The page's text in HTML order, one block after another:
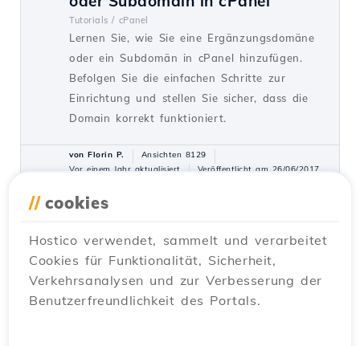
Tutorials / cPanel
Lernen Sie, wie Sie eine Ergänzungsdomäne
oder ein Subdomän in cPanel hinzufügen.
Befolgen Sie die einfachen Schritte zur
Einrichtung und stellen Sie sicher, dass die
Domain korrekt funktioniert.
von Florin P.
Ansichten 8129
Vor einem Jahr aktualisiert
Veröffentlicht am 26/06/2017
dem cPanel Softaculous-Plugin
Tutorials / Softaculous
Erfahren Sie, wie Sie Webanwendungen mit
dem cPanel-Plugin Softaculous installieren.
// cookies
Hostico verwendet, sammelt und verarbeitet
Cookies für Funktionalität, Sicherheit,
Verkehrsanalysen und zur Verbesserung der
Benutzerfreundlichkeit des Portals.